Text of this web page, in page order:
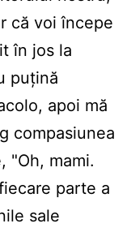
că voi începe
în jos la
puțină
apoi mă
compasiunea
"Oh, mami.
parte a
sale